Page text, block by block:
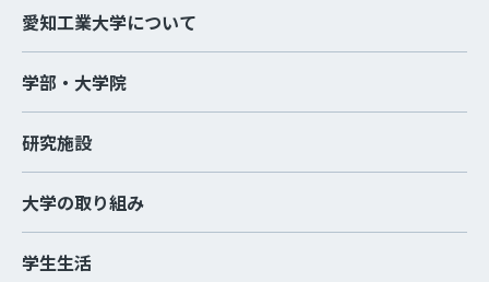
愛知工業大学について
学部・大学院
研究施設
大学の取り組み
学生生活